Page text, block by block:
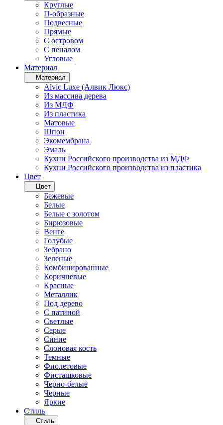
Круглые
П-образные
Подвесные
Прямые
С островом
С пеналом
Угловые
Материал
Материал
Alvic Luxe (Алвик Люкс)
Из массива дерева
Из МДФ
Из пластика
Матовые
Шпон
Экомембрана
Эмаль
Кухни Российского производства из МДФ
Кухни Российского производства из пластика
Цвет
Цвет
Бежевые
Белые
Белые с золотом
Бирюзовые
Венге
Голубые
Зебрано
Зеленые
Комбинированные
Коричневые
Красные
Металлик
Под дерево
С патиной
Светлые
Серые
Синие
Слоновая кость
Темные
Фиолетовые
Фисташковые
Черно-белые
Черные
Яркие
Стиль
Стиль